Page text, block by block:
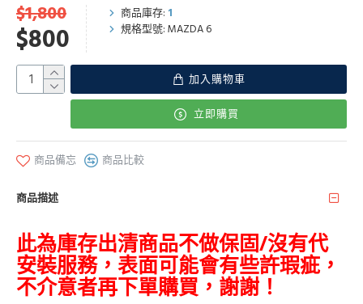
$800
$1,800 商品庫存: 1
規格型號: MAZDA 6
加入購物車
立即購買
商品備忘 商品比較
商品描述
此為庫存出清商品不做保固/沒有代
安裝服務，表面可能會有些許瑕疵，
不介意者再下單購買，謝謝！